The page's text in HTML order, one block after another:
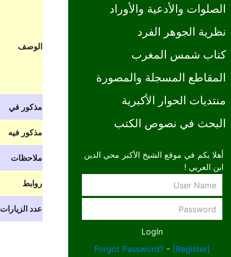
الصلوات والأدعية والأوراد
نظرية الجوهر الفرد
كتاب شمس المغرب
المقاطع المسجلة والمصورة
منتديات الحوار الأكبرية
البحث في نصوص الكتب
أهلا بكم في موقع الشيخ الأكبر محي الدين
ابن العربي !
Forgot Password? - [Register]
الوصف
مذكور في
مذكور فيه
ملاحظات
روابط
عدد الزيارات